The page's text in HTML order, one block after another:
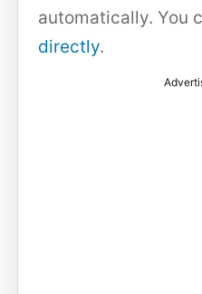
automatically. You
directly.